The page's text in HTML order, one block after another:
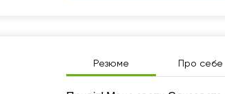
Резюме Про себе